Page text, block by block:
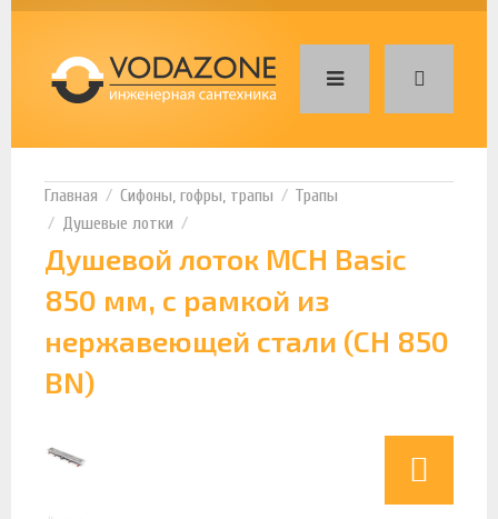
Сифоны, гофры, трапы
Трапы
Душевые лотки
Душевой лоток MCH Basic
850 мм, с рамкой из
нержавеющей стали (CH 850
BN)